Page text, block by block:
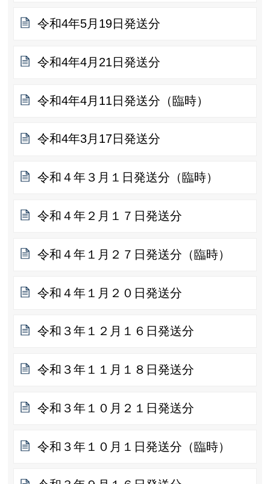
令和4年5月19日発送分
令和4年4月21日発送分
令和4年4月11日発送分（臨時）
令和4年3月17日発送分
令和４年３月１日発送分（臨時）
令和４年２月１７日発送分
令和４年１月２７日発送分（臨時）
令和４年１月２０日発送分
令和３年１２月１６日発送分
令和３年１１月１８日発送分
令和３年１０月２１日発送分
令和３年１０月１日発送分（臨時）